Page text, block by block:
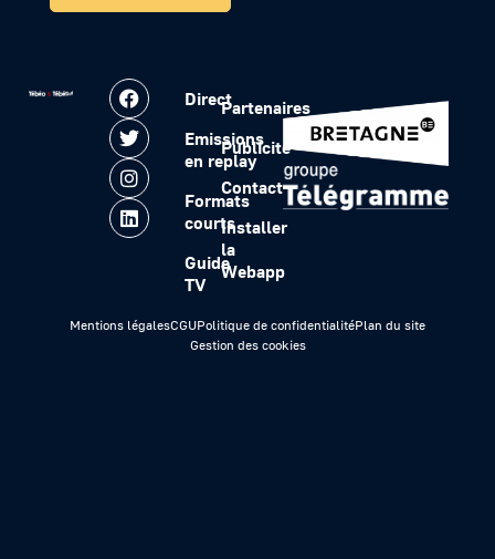
Direct
Emissions
en replay
Formats
courts
Guide
TV
Partenaires
Publicité
Contact
Installer
la
Webapp
Mentions légalesCGUPolitique de confidentialitéPlan du site
Gestion des cookies